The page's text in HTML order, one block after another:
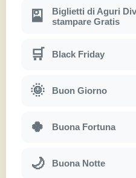
🎴
Biglietti di Aguri
stampare Gratis
🛒 Black Friday
🌞 Buon Giorno
🍀 Buona Fortuna
🌙 Buona Notte